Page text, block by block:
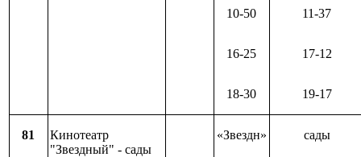
10-50
11-37
16-25 17-12
18-30 19-17
81
Кинотеатр
"Звездный" - сады
«Звездн» сады